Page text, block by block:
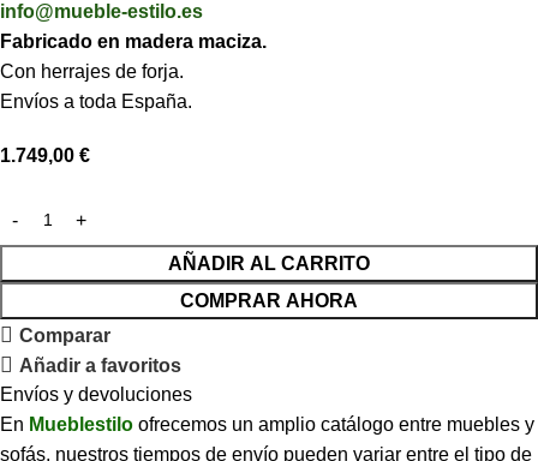
info@mueble-estilo.es
Fabricado en madera maciza.
Con herrajes de forja.
Envíos a toda España.
1.749,00 €
AÑADIR AL CARRITO
COMPRAR AHORA
Comparar
Añadir a favoritos
Envíos y devoluciones
En Mueblestilo ofrecemos un amplio catálogo entre muebles y
sofás, nuestros tiempos de envío pueden variar entre el tipo de